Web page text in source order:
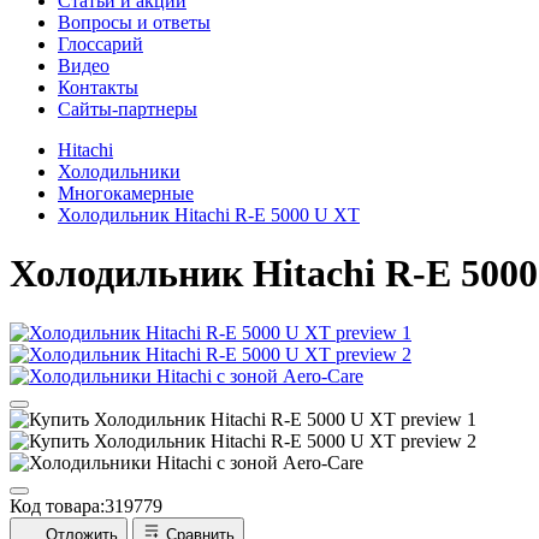
Вопросы и ответы
Глоссарий
Видео
Контакты
Сайты-партнеры
Hitachi
Холодильники
Многокамерные
Холодильник Hitachi R-E 5000 U XT
ХолодильникHitachi R-E
Код товара:319779
Отложить Сравнить